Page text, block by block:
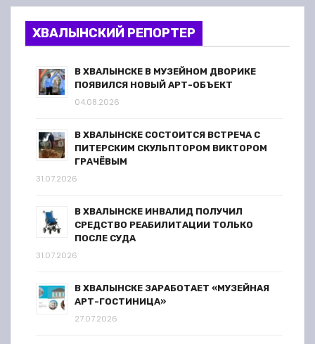
ХВАЛЫНСКИЙ РЕПОРТЕР
В ХВАЛЫНСКЕ В МУЗЕЙНОМ ДВОРИКЕ
ПОЯВИЛСЯ НОВЫЙ АРТ-ОБЪЕКТ
04.08.2026
В ХВАЛЫНСКЕ СОСТОИТСЯ ВСТРЕЧА С
ПИТЕРСКИМ СКУЛЬПТОРОМ ВИКТОРОМ
ГРАЧЁВЫМ
31.07.2026
В ХВАЛЫНСКЕ ИНВАЛИД ПОЛУЧИЛ
СРЕДСТВО РЕАБИЛИТАЦИИ ТОЛЬКО
ПОСЛЕ СУДА
31.07.2026
В ХВАЛЫНСКЕ ЗАРАБОТАЕТ «МУЗЕЙНАЯ
АРТ-ГОСТИНИЦА»
27.07.2026